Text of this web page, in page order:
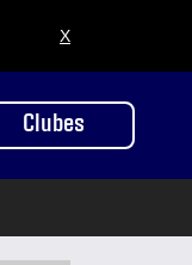
X
Clubes